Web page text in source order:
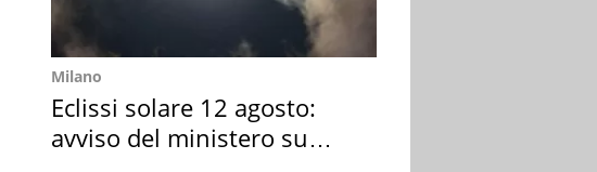
Milano
Eclissi solare 12 agosto:
avviso del ministero su